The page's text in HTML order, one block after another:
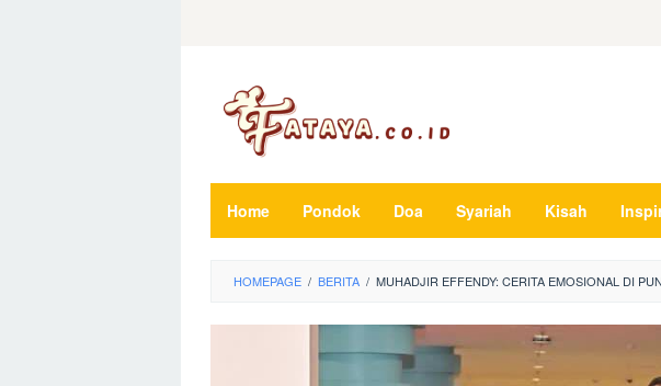
Home Pondok Doa Syariah Kisah
HOMEPAGE / BERITA / MUHADJIR EFFENDY: CERITA EMOSIONAL DI